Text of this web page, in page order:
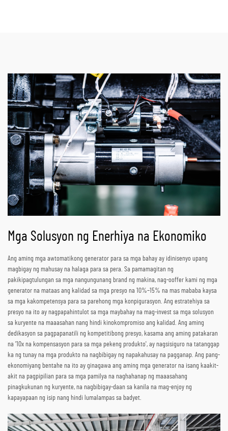
Mga Solusyon ng Enerhiya na Ekonomiko
Ang aming mga awtomatikong generator para sa mga bahay ay idinisenyo upang
magbigay ng mahusay na halaga para sa pera. Sa pamamagitan ng
pakikipagtulungan sa mga nangungunang brand ng makina, nag-ooffer kami ng mga
generator na mataas ang kalidad sa mga presyo na 10%–15% na mas mababa kaysa
sa mga kakompetensya para sa parehong mga konpigurasyon. Ang estratehiya sa
presyo na ito ay nagpapahintulot sa mga maybahay na mag-invest sa mga solusyon
sa kuryente na maaasahan nang hindi kinokompromiso ang kalidad. Ang aming
dedikasyon sa pagpapanatili ng kompetitibong presyo, kasama ang aming patakaran
na '10x na kompensasyon para sa mga pekeng produkto', ay nagsisiguro na tatanggap
ka ng tunay na mga produkto na nagbibigay ng napakahusay na pagganap. Ang pang-
ekonomiyang bentahe na ito ay ginagawa ang aming mga generator na isang kaakit-
akit na pagpipilian para sa mga pamilya na naghahanap ng maaasahang
pinagkukunan ng kuryente, na nagbibigay-daan sa kanila na mag-enjoy ng
kapayapaan ng isip nang hindi lumalampas sa badyet.